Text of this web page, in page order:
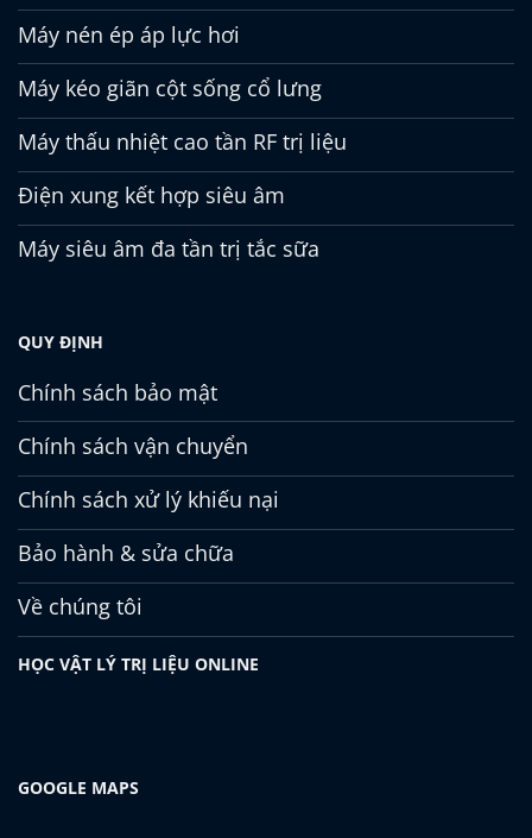
Máy nén ép áp lực hơi
Máy kéo giãn cột sống cổ lưng
Máy thấu nhiệt cao tần RF trị liệu
Điện xung kết hợp siêu âm
Máy siêu âm đa tần trị tắc sữa
QUY ĐỊNH
Chính sách bảo mật
Chính sách vận chuyển
Chính sách xử lý khiếu nại
Bảo hành & sửa chữa
Về chúng tôi
HỌC VẬT LÝ TRỊ LIỆU ONLINE
GOOGLE MAPS